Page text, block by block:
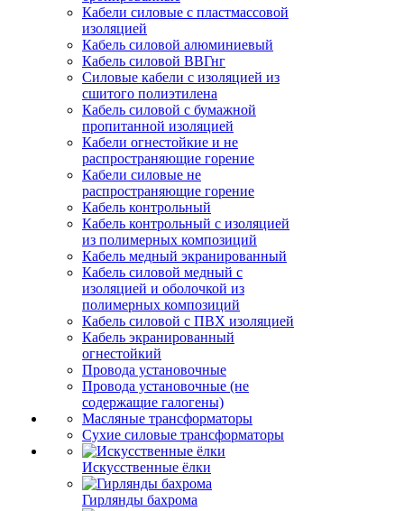
Кабели силовые с пластмассовой
изоляцией
Кабель силовой алюминиевый
Кабель силовой ВВГнг
Силовые кабели с изоляцией из
сшитого полиэтилена
Кабель силовой с бумажной
пропитанной изоляцией
Кабели огнестойкие и не
распространяющие горение
Кабели силовые не
распространяющие горение
Кабель контрольный
Кабель контрольный с изоляцией
из полимерных композиций
Кабель медный экранированный
Кабель силовой медный с
изоляцией и оболочкой из
полимерных композиций
Кабель силовой с ПВХ изоляцией
Кабель экранированный
огнестойкий
Провода установочные
Провода установочные (не
содержащие галогены)
Масляные трансформаторы
Сухие силовые трансформаторы
Искусственные ёлки
Гирлянды бахрома